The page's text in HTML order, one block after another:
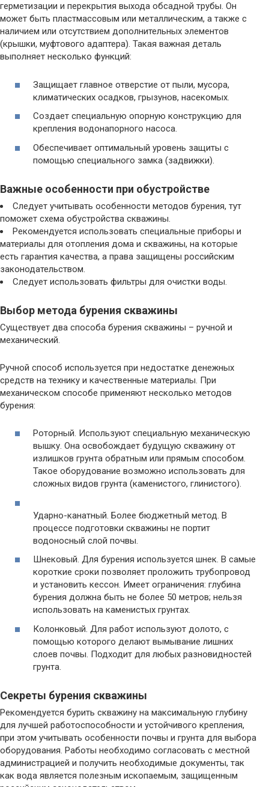
герметизации и перекрытия выхода обсадной трубы. Он
может быть пластмассовым или металлическим, а также с
наличием или отсутствием дополнительных элементов
(крышки, муфтового адаптера). Такая важная деталь
выполняет несколько функций:
Защищает главное отверстие от пыли, мусора,
климатических осадков, грызунов, насекомых.
Создает специальную опорную конструкцию для
крепления водонапорного насоса.
Обеспечивает оптимальный уровень защиты с
помощью специального замка (задвижки).
Важные особенности при обустройстве
Следует учитывать особенности методов бурения, тут
поможет схема обустройства скважины.
Рекомендуется использовать специальные приборы и
материалы для отопления дома и скважины, на которые
есть гарантия качества, а права защищены российским
законодательством.
Следует использовать фильтры для очистки воды.
Выбор метода бурения скважины
Существует два способа бурения скважины – ручной и
механический.
Ручной способ используется при недостатке денежных
средств на технику и качественные материалы. При
механическом способе применяют несколько методов
бурения:
Роторный. Используют специальную механическую
вышку. Она освобождает будущую скважину от
излишков грунта обратным или прямым способом.
Такое оборудование возможно использовать для
сложных видов грунта (каменистого, глинистого).
Ударно-канатный. Более бюджетный метод. В
процессе подготовки скважины не портит
водоносный слой почвы.
Шнековый. Для бурения используется шнек. В самые
короткие сроки позволяет проложить трубопровод
и установить кессон. Имеет ограничения: глубина
бурения должна быть не более 50 метров; нельзя
использовать на каменистых грунтах.
Колонковый. Для работ используют долото, с
помощью которого делают вымывание лишних
слоев почвы. Подходит для любых разновидностей
грунта.
Секреты бурения скважины
Рекомендуется бурить скважину на максимальную глубину
для лучшей работоспособности и устойчивого крепления,
при этом учитывать особенности почвы и грунта для выбора
оборудования. Работы необходимо согласовать с местной
администрацией и получить необходимые документы, так
как вода является полезным ископаемым, защищенным